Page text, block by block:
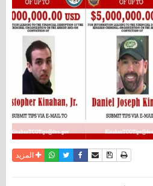
نسخة للطباعة
حفظ الموضوع
أرسل الى صديق
فيسبوكتويترواتسابالمزيد